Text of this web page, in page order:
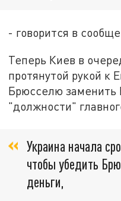
- говорится в
Теперь Киев в
протянутой рукой к
Брюсселю заменить
"должности"
Украина начала
чтобы убедить
деньги,